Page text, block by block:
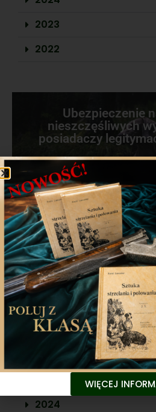
2023
2022
Ubezpieczenie
nieszczęśliwych
posiadaczy
2024
2023
01.07.2022 - 30.12.2022
odpowiedzialności
2024
WIĘCEJ